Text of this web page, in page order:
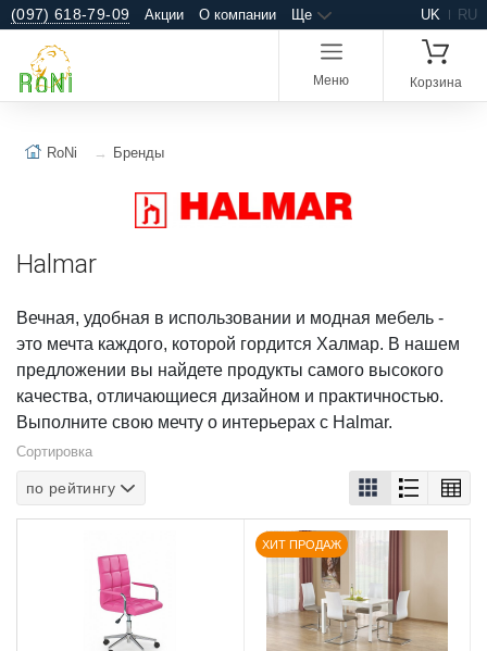
(097) 618-79-09 Акции О компании Ще UK RU
Меню Корзина
RoNi Бренды
Halmar
Вечная, удобная в использовании и модная мебель -
это мечта каждого, которой гордится Халмар. В нашем
предложении вы найдете продукты самого высокого
качества, отличающиеся дизайном и практичностью.
Выполните свою мечту о интерьерах с Halmar.
Сортировка
по рейтингу
ХИТ ПРОДАЖ